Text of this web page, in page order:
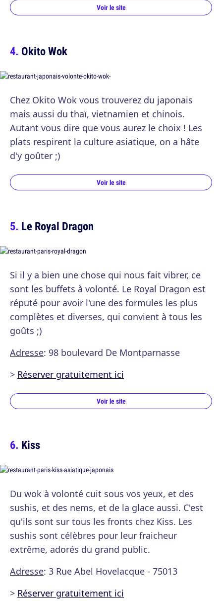
Voir le site
Okito Wok
Chez Okito Wok vous trouverez du japonais
mais aussi du thaï, vietnamien et chinois.
Autant vous dire que vous aurez le choix ! Les
plats respirent la culture asiatique, on a hâte
d'y goûter ;)
Voir le site
Le Royal Dragon
Si il y a bien une chose qui nous fait vibrer, ce
sont les buffets à volonté. Le Royal Dragon est
réputé pour avoir l'une des formules les plus
complètes et diverses, qui convient à tous les
goûts ;)
Adresse: 98 boulevard De Montparnasse
> Réserver gratuitement ici
Voir le site
Kiss
Du wok à volonté cuit sous vos yeux, et des
sushis, et des nems, et de la glace aussi. C'est
qu'ils sont sur tous les fronts chez Kiss. Les
sushis sont célèbres pour leur fraicheur
extrême, adorés du grand public.
Adresse: 3 Rue Abel Hovelacque - 75013
> Réserver gratuitement ici